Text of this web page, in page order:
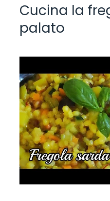
Cucina la
palato